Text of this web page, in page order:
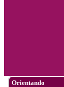
Orientando